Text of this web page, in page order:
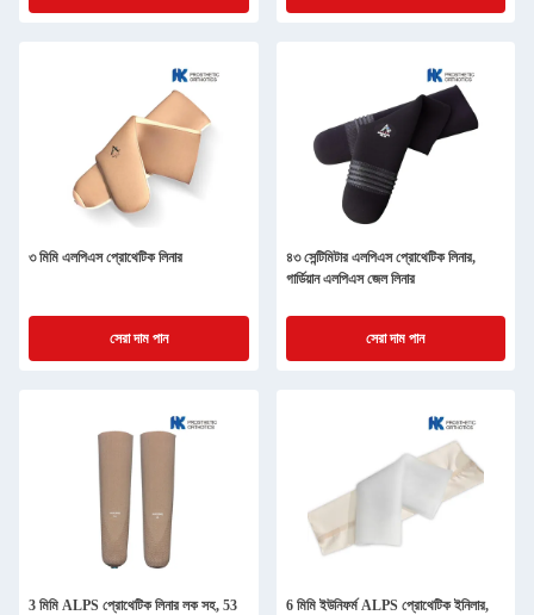
৩ মিমি এলপিএস প্রোথেটিক লিনার
সেরা দাম পান
৪৩ সেন্টিমিটার এলপিএস প্রোথেটিক লিনার,
গার্ডিয়ান এলপিএস জেল লিনার
সেরা দাম পান
3 মিমি ALPS প্রোথেটিক লিনার লক সহ, 53
6 মিমি ইউনিফর্ম ALPS প্রোথেটিক ইনিলার,